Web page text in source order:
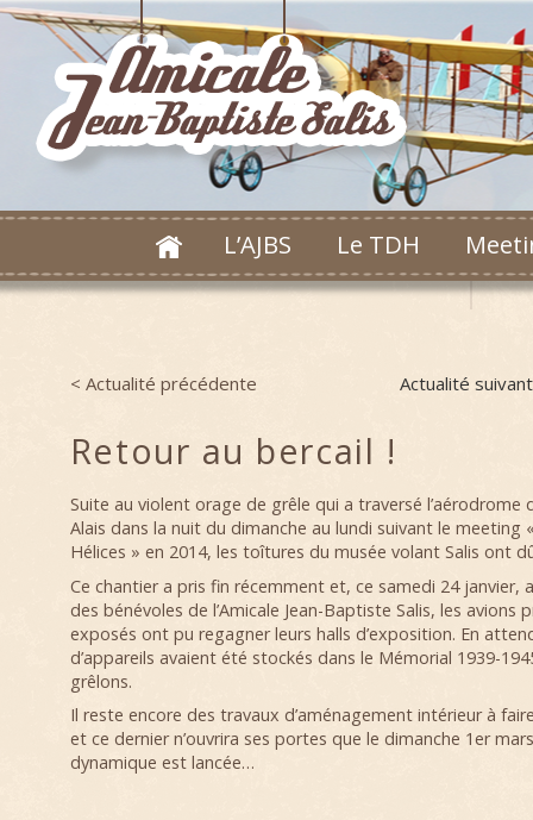
L’AJBS Le TDH
Post navigation
Actualité
< Actualité précédente
Retour au bercail !
Suite au violent orage de grêle qui a traversé l’aérodrome
Alais dans la nuit du dimanche au lundi suivant le meeting
Hélices » en 2014, les toîtures du musée volant Salis ont
Ce chantier a pris fin récemment et, ce samedi 24 janvier,
des bénévoles de l’Amicale Jean-Baptiste Salis, les avions
exposés ont pu regagner leurs halls d’exposition. En
d’appareils avaient été stockés dans le Mémorial 1939-
grêlons.
Il reste encore des travaux d’aménagement intérieur à
et ce dernier n’ouvrira ses portes que le dimanche 1er
dynamique est lancée…